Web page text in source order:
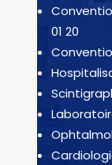
01 20